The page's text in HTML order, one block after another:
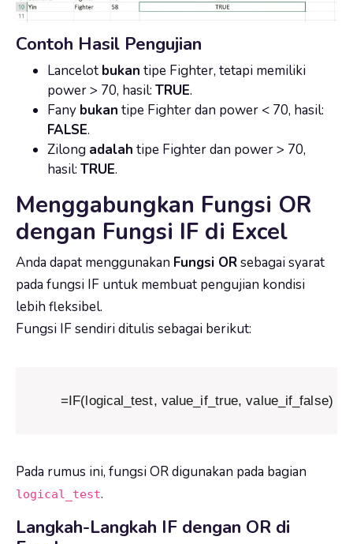
Contoh Hasil Pengujian
Lancelot bukan tipe Fighter, tetapi memiliki
power > 70, hasil: TRUE.
Fany bukan tipe Fighter dan power < 70, hasil:
FALSE.
Zilong adalah tipe Fighter dan power > 70,
hasil: TRUE.
Menggabungkan Fungsi OR
dengan Fungsi IF di Excel
Anda dapat menggunakan Fungsi ORsebagai syarat
pada fungsi IF untuk membuat pengujian kondisi
lebih fleksibel.
Fungsi IF sendiri ditulis sebagai berikut:
=IF(logical_test, value_if_true, value_if_false)
Pada rumus ini, fungsi OR digunakan pada bagian
logical_test.
Langkah-Langkah IF dengan OR di